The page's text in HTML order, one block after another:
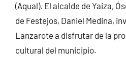
(Aqual). El alcalde de Yaiza,
de Festejos, Daniel Medina,
Lanzarote a disfrutar de la
cultural del municipio.